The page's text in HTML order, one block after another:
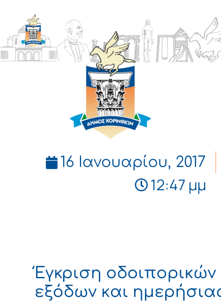
ΔΗΜΟΣ
ΚΟΡΙΝΘΙΩΝ
16 Ιανουαρίου, 2017
12:47 μμ
Έγκριση οδοιπορικών
εξόδων και